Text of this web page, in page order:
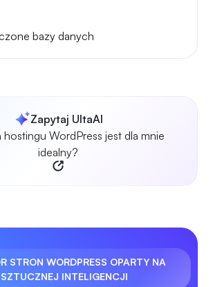
bazy danych
Zapytaj UltaAI
hostingu WordPress jest dla mnie
idealny?
STRON WORDPRESS OPARTY NA
SZTUCZNEJ INTELIGENCJI